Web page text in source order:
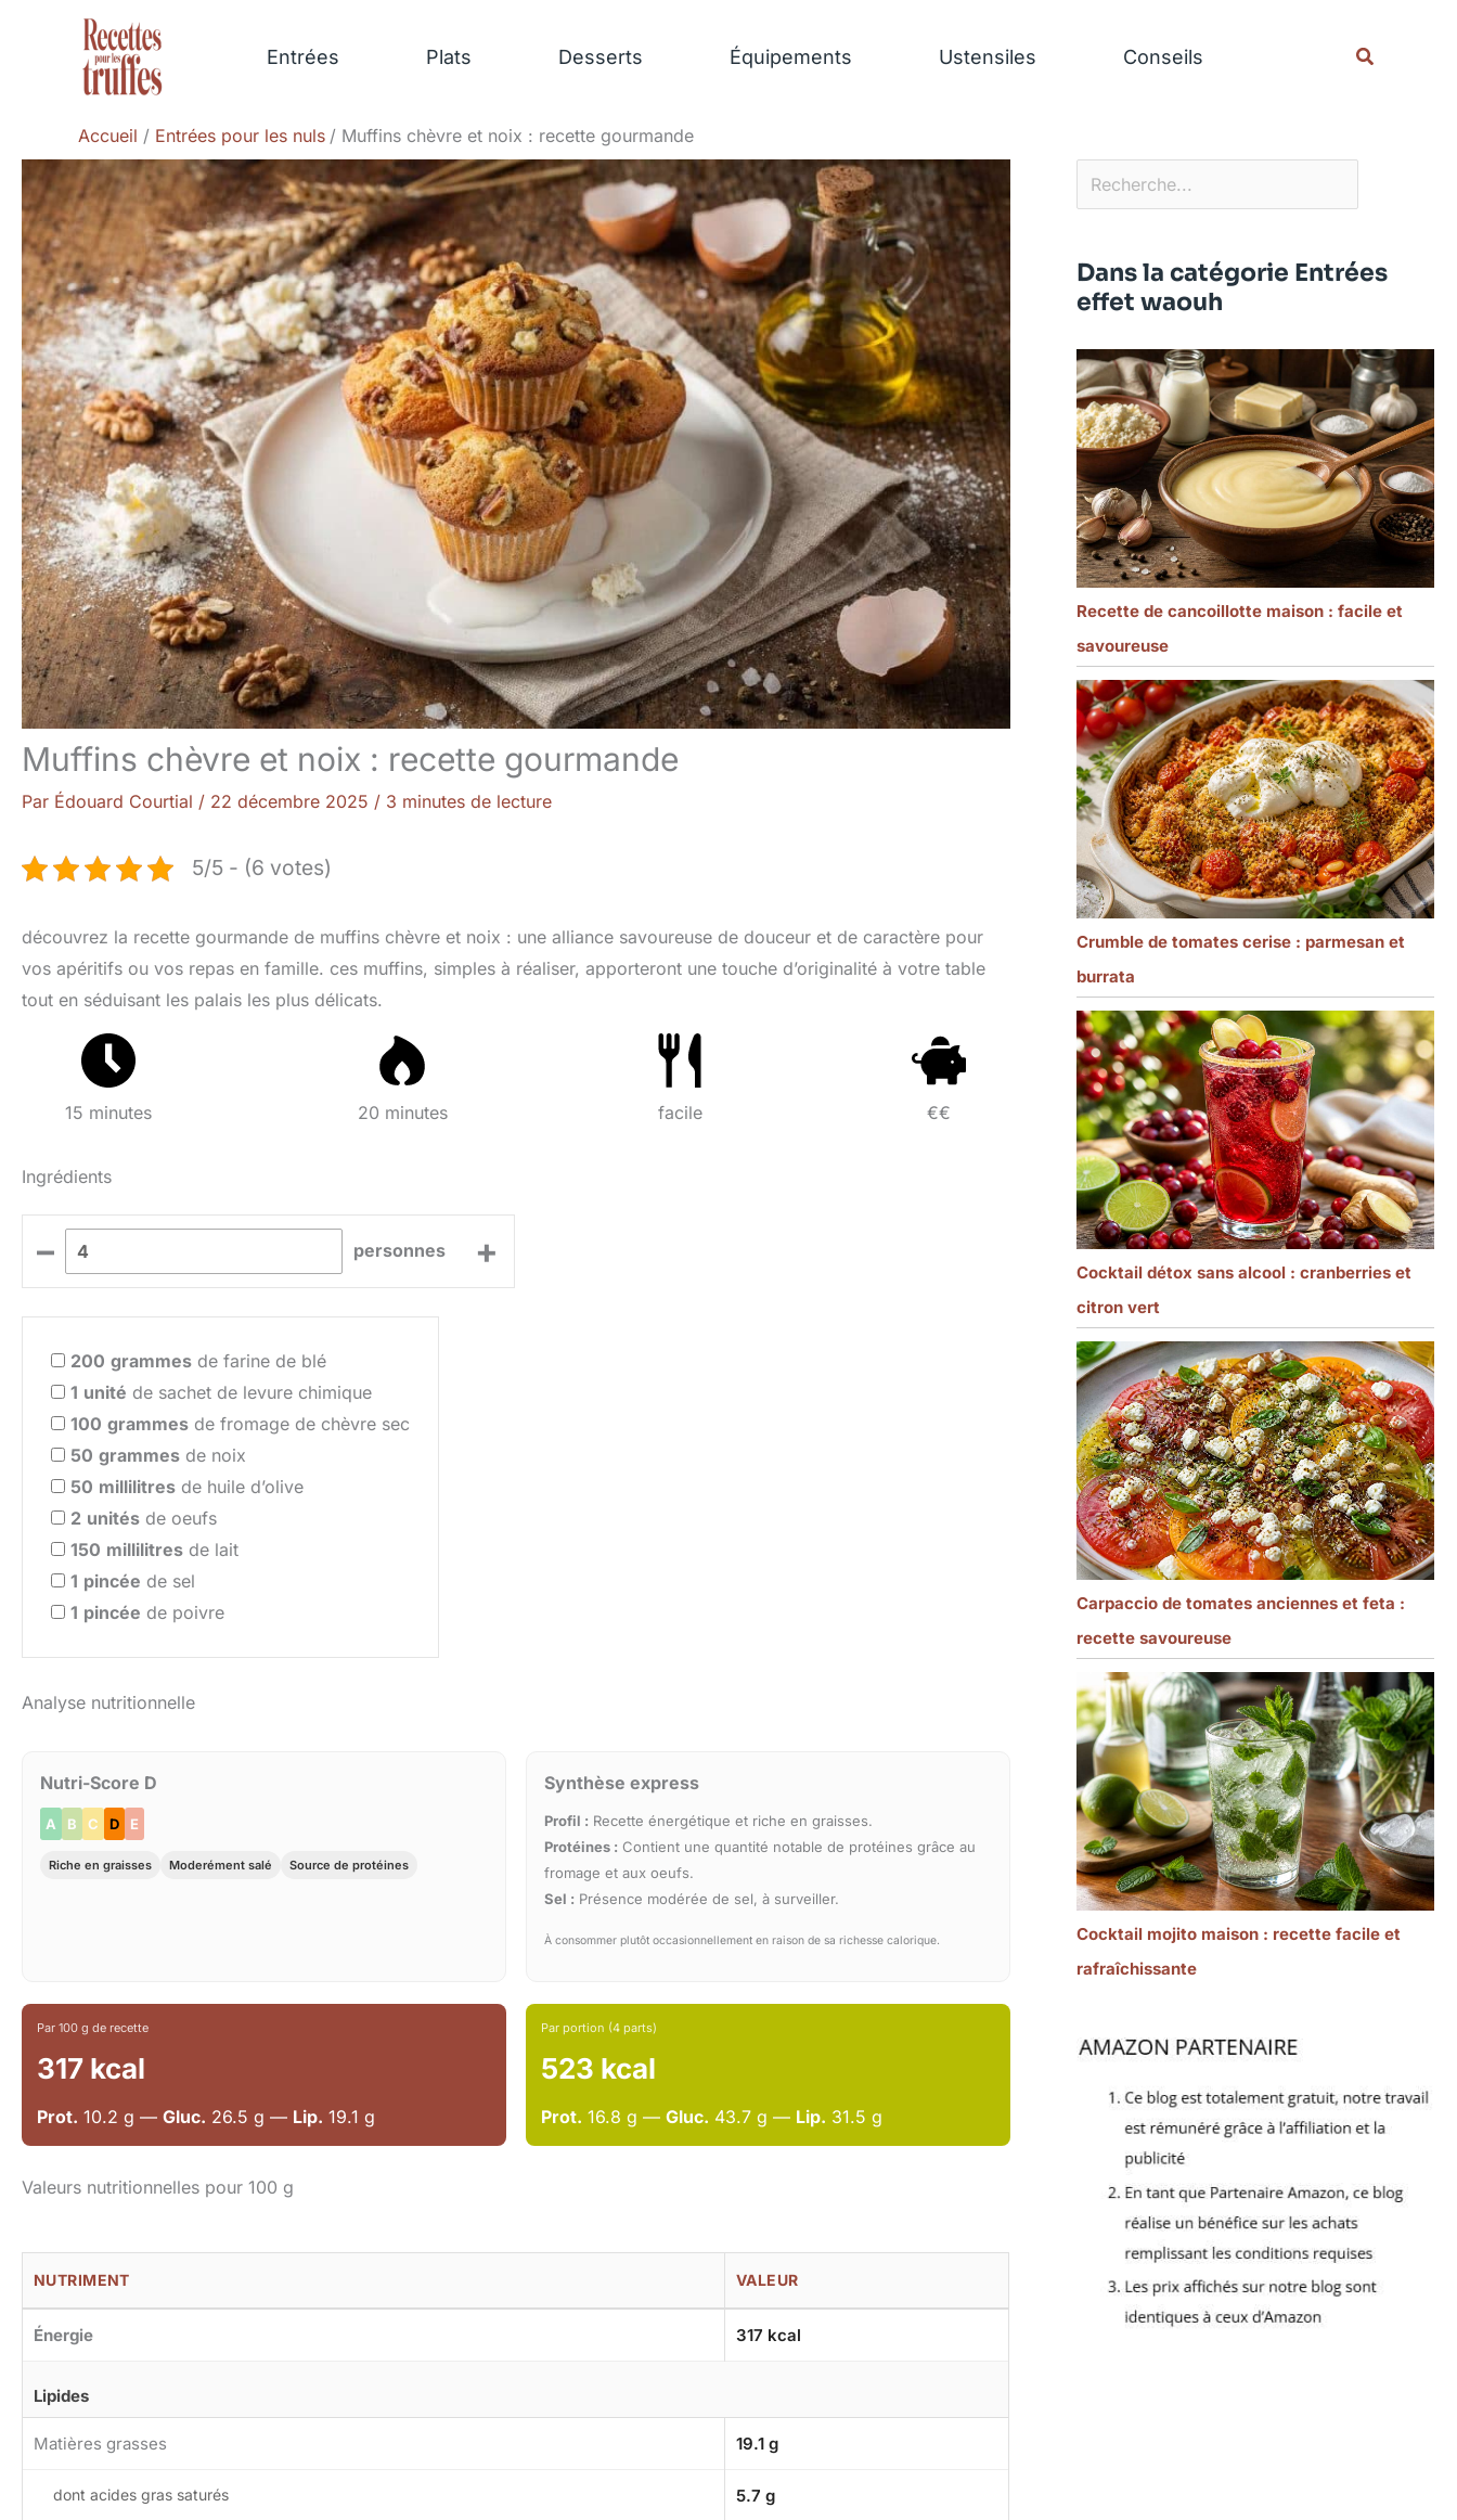
Entrées Plats Desserts Équipements Ustensiles Conseils
Accueil Entrées pour les nuls Muffins chèvre et noix : recette gourmande
Muffins chèvre et noix : recette gourmande
Par Édouard Courtial / 22 décembre 2025 / 3 minutes de lecture
5/5 - (6 votes)
découvrez la recette gourmande de muffins chèvre et noix : une alliance savoureuse de douceur et de caractère pour
vos apéritifs ou vos repas en famille. ces muffins, simples à réaliser, apporteront une touche d’originalité à votre table
tout en séduisant les palais les plus délicats.
15 minutes 20 minutes facile €€
Ingrédients
– personnes +
200 grammes de farine de blé
1 unité de sachet de levure chimique
100 grammes de fromage de chèvre sec
50 grammes de noix
50 millilitres de huile d’olive
2 unités de oeufs
150 millilitres de lait
1 pincée de sel
1 pincée de poivre
Analyse nutritionnelle
Nutri-Score D
A B C D E
Riche en graisses Moderément salé Source de protéines
Synthèse express
Profil : Recette énergétique et riche en graisses.
Protéines : Contient une quantité notable de protéines grâce au
fromage et aux oeufs.
Sel : Présence modérée de sel, à surveiller.
À consommer plutôt occasionnellement en raison de sa richesse calorique.
Par 100 g de recette
317 kcal
Prot. 10.2 g — Gluc. 26.5 g — Lip. 19.1 g
Par portion (4 parts)
523 kcal
Prot. 16.8 g —Gluc. 43.7 g — Lip. 31.5 g
Valeurs nutritionnelles pour 100 g
NUTRIMENT VALEUR
Énergie 317 kcal
Lipides
Matières grasses 19.1 g
dont acides gras saturés 5.7 g
Dans la catégorie Entrées
effet waouh
Recette de cancoillotte maison : facile et
savoureuse
Crumble de tomates cerise : parmesan et
burrata
Cocktail détox sans alcool : cranberries et
citron vert
Carpaccio de tomates anciennes et feta :
recette savoureuse
Cocktail mojito maison : recette facile et
rafraîchissante